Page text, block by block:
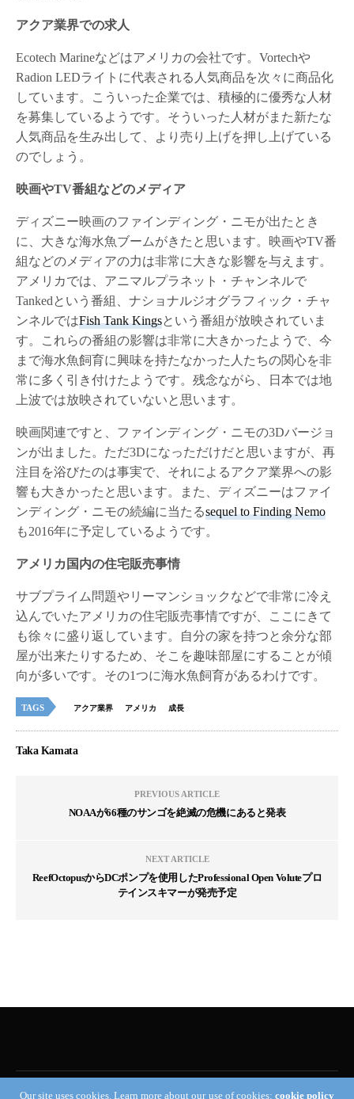
アクア業界での求人
Ecotech Marineなどはアメリカの会社です。Vortechや
Radion LEDライトに代表される人気商品を次々に商品化
しています。こういった企業では、積極的に優秀な人材
を募集しているようです。そういった人材がまた新たな
人気商品を生み出して、より売り上げを押し上げている
のでしょう。
映画やTV番組などのメディア
ディズニー映画のファインディング・ニモが出たとき
に、大きな海水魚ブームがきたと思います。映画やTV番
組などのメディアの力は非常に大きな影響を与えます。
アメリカでは、アニマルプラネット・チャンネルで
Tankedという番組、ナショナルジオグラフィック・チャ
ンネルではFish Tank Kingsという番組が放映されていま
す。これらの番組の影響は非常に大きかったようで、今
まで海水魚飼育に興味を持たなかった人たちの関心を非
常に多く引き付けたようです。残念ながら、日本では地
上波では放映されていないと思います。
映画関連ですと、ファインディング・ニモの3Dバージョ
ンが出ました。ただ3Dになっただけだと思いますが、再
注目を浴びたのは事実で、それによるアクア業界への影
響も大きかったと思います。また、ディズニーはファイ
ンディング・ニモの続編に当たるsequel to Finding Nemo
も2016年に予定しているようです。
アメリカ国内の住宅販売事情
サブプライム問題やリーマンショックなどで非常に冷え
込んでいたアメリカの住宅販売事情ですが、ここにきて
も徐々に盛り返しています。自分の家を持つと余分な部
屋が出来たりするため、そこを趣味部屋にすることが傾
向が多いです。その1つに海水魚飼育があるわけです。
TAGS アクア業界 アメリカ 成長
Taka Kamata
PREVIOUS ARTICLE
NOAAが66種のサンゴを絶滅の危機にあると発表
NEXT ARTICLE
ReefOctopusからDCポンプを使用したProfessional Open Voluteプロ
テインスキマーが発売予定
Our site uses cookies. Learn more about our use of cookies: cookie policy